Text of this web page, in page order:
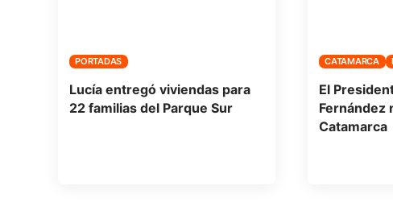
PORTADAS
Lucía entregó viviendas para
22 familias del Parque Sur
CATAMARCA
El
Fernández
Catamarca